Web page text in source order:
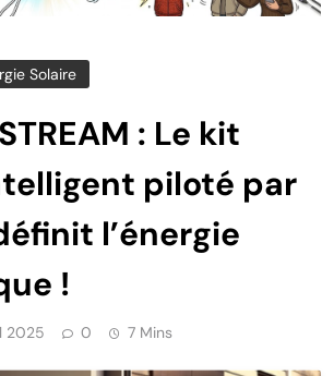
Solaire
: Le kit
piloté par
l’énergie
!
2025 0 7 Mins